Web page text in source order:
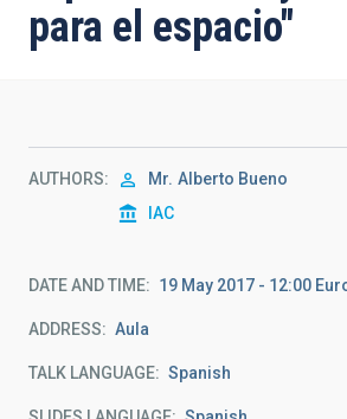
para el espacio"
AUTHORS Mr. Alberto Bueno
IAC
DATE AND TIME 19 May 2017 - 12:00
ADDRESS Aula
TALK LANGUAGE Spanish